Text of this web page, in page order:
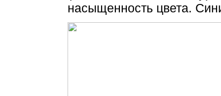
насыщенность цвета.